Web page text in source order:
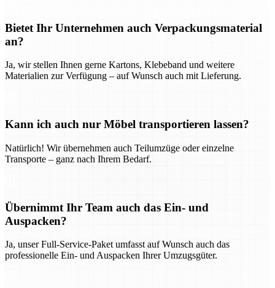
Bietet Ihr Unternehmen auch Verpackungsmaterial
an?
Ja, wir stellen Ihnen gerne Kartons, Klebeband und weitere
Materialien zur Verfügung – auf Wunsch auch mit Lieferung.
Kann ich auch nur Möbel transportieren lassen?
Natürlich! Wir übernehmen auch Teilumzüge oder einzelne
Transporte – ganz nach Ihrem Bedarf.
Übernimmt Ihr Team auch das Ein- und
Auspacken?
Ja, unser Full-Service-Paket umfasst auf Wunsch auch das
professionelle Ein- und Auspacken Ihrer Umzugsgüter.